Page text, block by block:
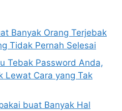
Banyak Orang Terjebak
Tidak Pernah Selesai
Tebak Password Anda,
Lewat Cara yang Tak
buat Banyak Hal